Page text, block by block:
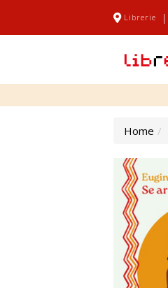
Librerie |
Home